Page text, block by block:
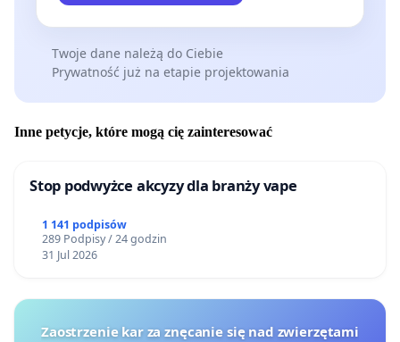
Twoje dane należą do Ciebie
Prywatność już na etapie projektowania
Inne petycje, które mogą cię zainteresować
Stop podwyżce akcyzy dla branży vape
1 141 podpisów
289 Podpisy / 24 godzin
31 Jul 2026
Zaostrzenie kar za znęcanie się nad zwierzętami